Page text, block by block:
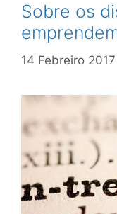
Sobre os
14 Febreiro 2017